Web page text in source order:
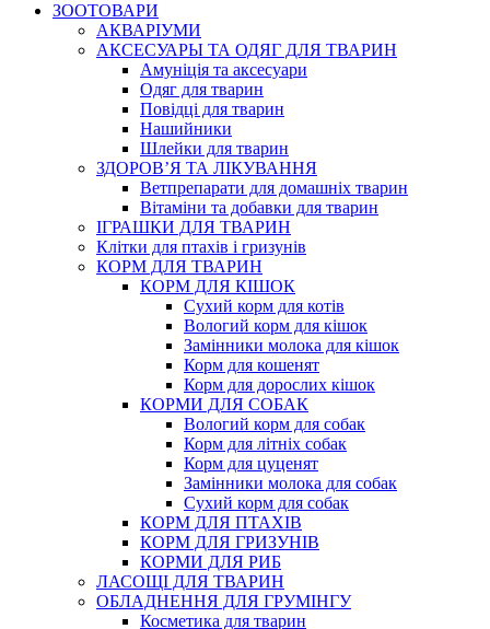
ЗООТОВАРИ
АКВАРІУМИ
АКСЕСУАРЫ ТА ОДЯГ ДЛЯ ТВАРИН
Амуніція та аксесуари
Одяг для тварин
Повідці для тварин
Нашийники
Шлейки для тварин
ЗДОРОВ’Я ТА ЛІКУВАННЯ
Ветпрепарати для домашніх тварин
Вітаміни та добавки для тварин
ІГРАШКИ ДЛЯ ТВАРИН
Клітки для птахів і гризунів
КОРМ ДЛЯ ТВАРИН
КОРМ ДЛЯ КІШОК
Сухий корм для котів
Вологий корм для кішок
Замінники молока для кішок
Корм для кошенят
Корм для дорослих кішок
КОРМИ ДЛЯ СОБАК
Вологий корм для собак
Корм для літніх собак
Корм для цуценят
Замінники молока для собак
Сухий корм для собак
КОРМ ДЛЯ ПТАХІВ
КОРМ ДЛЯ ГРИЗУНІВ
КОРМИ ДЛЯ РИБ
ЛАСОЩІ ДЛЯ ТВАРИН
ОБЛАДНЕННЯ ДЛЯ ГРУМІНГУ
Косметика для тварин